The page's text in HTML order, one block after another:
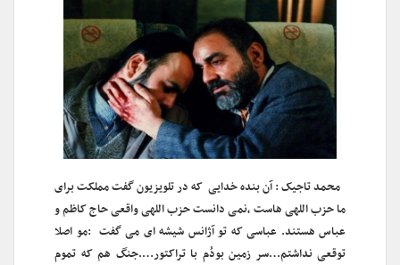
محمد تاجیک : آن بنده خدایی که در تلویزیون گفت مملکت برای
ما حزب اللهی هاست ،نمی دانست حزب اللهی واقعی حاج کاظم و
عباس هستند. عباسی که تو آژانس شیشه ای می گفت :مو اصلا
توقعی نداشتم…سر زمین بودُم با تراکتور….جنگ هم که تموم